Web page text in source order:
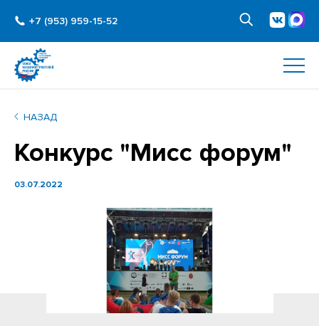
+7 (953) 959-15-52
НАЗАД
Конкурс "Мисс форум"
03.07.2022